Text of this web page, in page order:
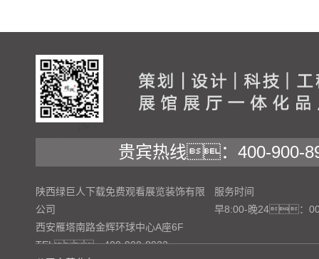
贵宾热线：400-900-
陕西绿巨人下载免费观看展览装饰有限
公司
西安雁塔南路金辉环球中心A座6F
TEL：400-900-8922
服务时间
早8:00-晚24：